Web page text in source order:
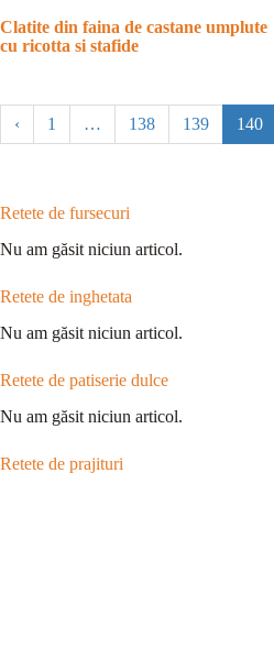
Clatite din faina de castane umplute
cu ricotta si stafide
‹ 1 … 138 139 140
Retete de fursecuri
Nu am găsit niciun articol.
Retete de inghetata
Nu am găsit niciun articol.
Retete de patiserie dulce
Nu am găsit niciun articol.
Retete de prajituri